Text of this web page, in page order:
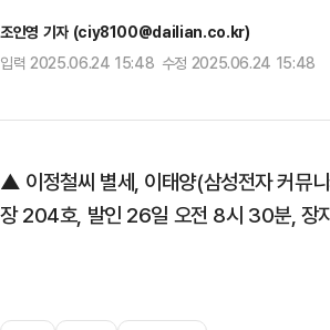
조인영 기자 (ciy8100@dailian.co.kr)
입력 2025.06.24 15:48 수정 2025.06.24 15:48
▲ 이정철씨 별세, 이태양(삼성전자 커뮤
장 204호, 발인 26일 오전 8시 30분,